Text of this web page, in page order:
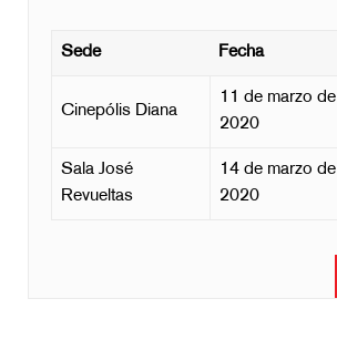
Sede Fecha
Cinepólis Diana
11 de marzo de
2020
Sala José
Revueltas
14 de marzo de
2020